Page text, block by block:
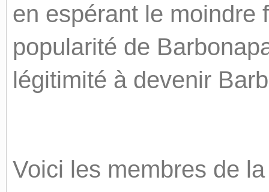
en espérant le moindre
popularité de
légitimité à devenir
Voici les membres de